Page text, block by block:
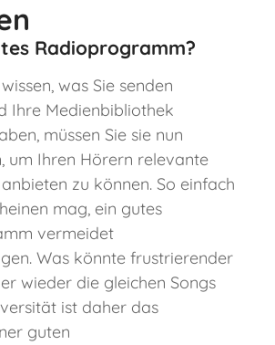
Radioprogramm?
was Sie senden
Ihre Medienbibliothek
müssen Sie sie nun
um Ihren Hörern relevante
zu können. So einfach
mag, ein gutes
vermeidet
Was könnte frustrierender
wieder die gleichen Songs
ist daher das
guten